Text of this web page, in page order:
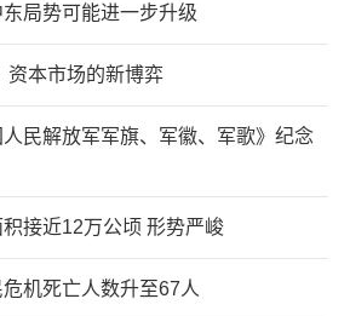
局势可能进一步升级
资本市场的新博弈
民解放军军旗、军徽、军歌》纪念
接近12万公顷 形势严峻
机死亡人数升至67人